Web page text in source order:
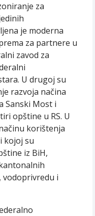
za
je moderna
za partnere u
zavod za
U drugoj su
razvoja načina
Sanski Most i
opštine u RS. U
korištenja
kojoj su
iz BiH,
vodoprivredu i